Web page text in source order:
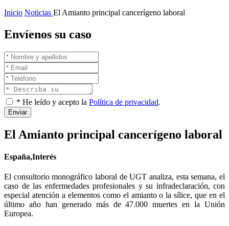
Inicio Noticias El Amianto principal cancerígeno laboral
Envíenos su caso
* He leído y acepto la Política de privacidad.
Enviar
El Amianto principal cancerígeno laboral
España,Interés
El consultorio monográfico laboral de UGT analiza, esta semana, el
caso de las enfermedades profesionales y su infradeclaración, con
especial atención a elementos como el amianto o la sílice, que en el
último año han generado más de 47.000 muertes en la Unión
Europea.